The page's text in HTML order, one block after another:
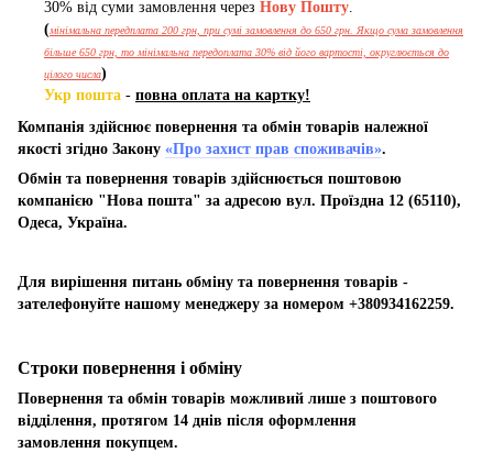
30% від суми замовлення через Нову Пошту.
(мінімальна передплата 200 грн, при сумі замовлення до 650 грн. Якщо сума замовлення
більше 650 грн, то мінімальна передоплата 30% від його вартості, округлюється до
цілого числа)
Укр пошта - повна оплата на картку!
Компанія здійснює повернення та обмін товарів належної
якості згідно Закону «Про захист прав споживачів».
Обмін та повернення товарів здійснюється поштовою
компанією "Нова пошта" за адресою вул. Проїздна 12 (65110),
Одеса, Україна.
Для вирішення питань обміну та повернення товарів -
зателефонуйте нашому менеджеру за номером +380934162259.
Строки повернення і обміну
Повернення та обмін товарів можливий лише з поштового
відділення, протягом 14 днів після оформлення
замовлення покупцем.